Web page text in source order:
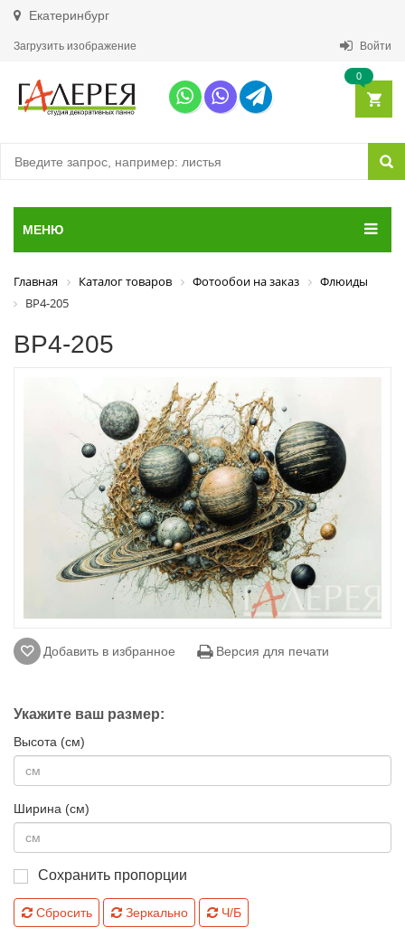
Екатеринбург
Загрузить изображение Войти
0
МЕНЮ
Главная Каталог товаров Фотообои на заказ
Флюиды
ВР4-205
ВР4-205
Добавить в избранное Версия для печати
Укажите ваш размер:
Высота (см)
Ширина (см)
Сохранить пропорции
Сбросить Зеркально Ч/Б